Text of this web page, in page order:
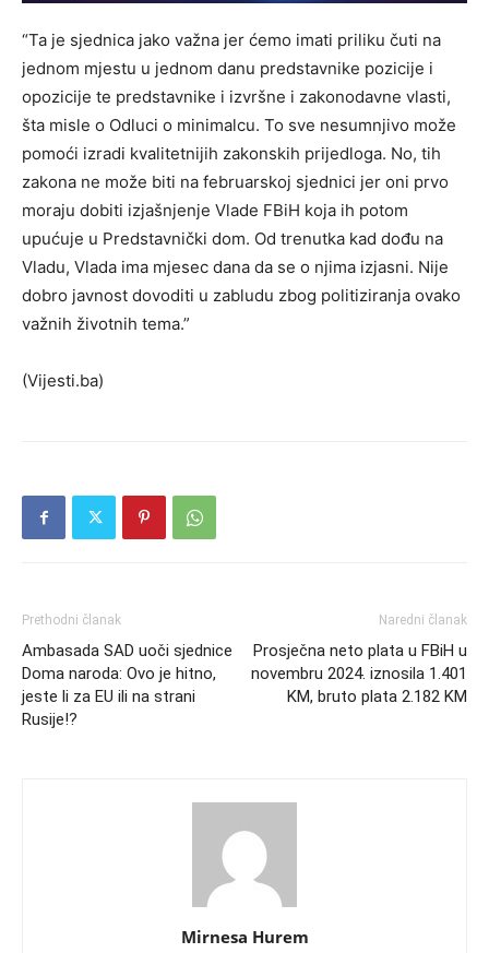
“Ta je sjednica jako važna jer ćemo imati priliku čuti na
jednom mjestu u jednom danu predstavnike pozicije i
opozicije te predstavnike i izvršne i zakonodavne vlasti,
šta misle o Odluci o minimalcu. To sve nesumnjivo može
pomoći izradi kvalitetnijih zakonskih prijedloga. No, tih
zakona ne može biti na februarskoj sjednici jer oni prvo
moraju dobiti izjašnjenje Vlade FBiH koja ih potom
upućuje u Predstavnički dom. Od trenutka kad dođu na
Vladu, Vlada ima mjesec dana da se o njima izjasni. Nije
dobro javnost dovoditi u zabludu zbog politiziranja ovako
važnih životnih tema.”
(Vijesti.ba)
Prethodni članak
Ambasada SAD uoči sjednice
Doma naroda: Ovo je hitno,
jeste li za EU ili na strani
Rusije!?
Naredni članak
Prosječna neto plata u FBiH u
novembru 2024. iznosila 1.401
KM, bruto plata 2.182 KM
Mirnesa Hurem